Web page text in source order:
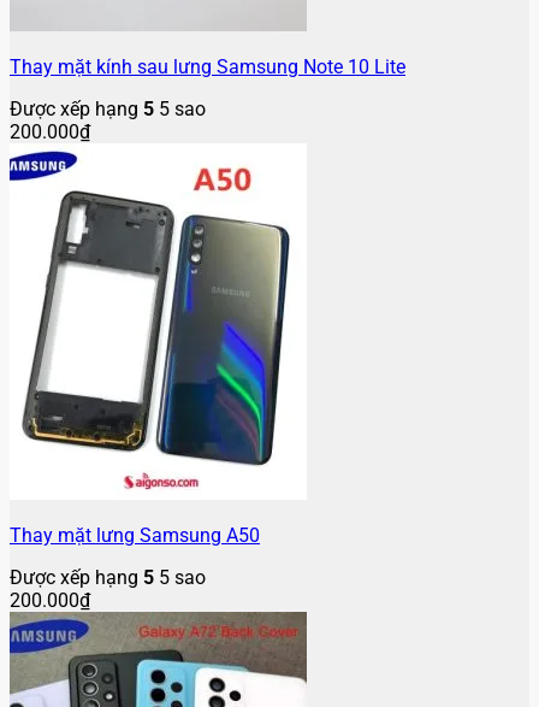
Thay mặt kính sau lưng Samsung Note 10 Lite
Được xếp hạng 5 5 sao
200.000₫
Thay mặt lưng Samsung A50
Được xếp hạng 5 5 sao
200.000₫